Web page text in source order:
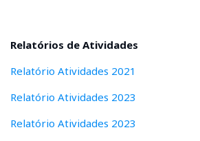
Relatórios de Atividades
Relatório Atividades 2021
Relatório Atividades 2023
Relatório Atividades 2023